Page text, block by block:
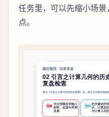
任务里，可以先缩小场
点。